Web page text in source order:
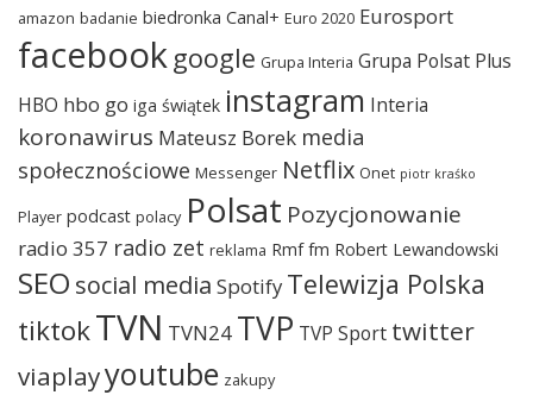
amazon badanie biedronka Canal+ Euro 2020 Eurosport
facebook google Grupa Interia Grupa Polsat Plus
HBO hbo go iga świątek instagram Interia
koronawirus Mateusz Borek media
społecznościowe Messenger Netflix Onet piotr kraśko
Player podcast polacy Polsat Pozycjonowanie
radio 357 radio zet reklama Rmf fm Robert Lewandowski
SEO social media Spotify Telewizja Polska
tiktokTVN TVN24 TVP TVP Sport twitter
viaplayyoutube zakupy